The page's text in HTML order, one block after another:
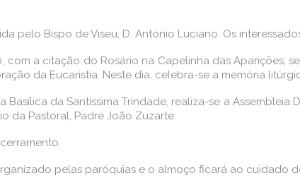
pelo Bispo de Viseu, D. António Luciano. Os
com a citação do Rosário na Capelinha das Aparições,
da Eucaristia. Neste dia, celebra-se a memória
Basílica da Santíssima Trindade, realiza-se a
da Pastoral, Padre João Zuzarte.
pelas paróquias e o almoço ficará ao cuidado